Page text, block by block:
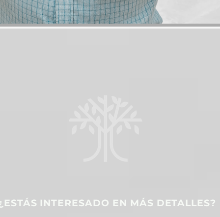
INTERESADO EN MÁS DETALLES?